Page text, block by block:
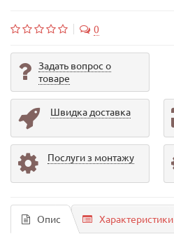
0
Задать вопрос о
товаре
Швидка доставка
Послуги з монтажу
Опис Характеристики